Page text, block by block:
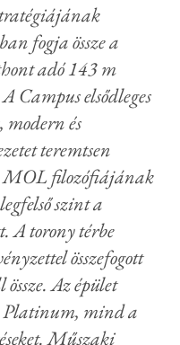
fogja össze a
adó 143 m
Campus elsődleges
modern és
teremtsen
MOL filozófiájának
szint a
A torony térbe
összefogott
Az épület
Platinum, mind a
Műszaki